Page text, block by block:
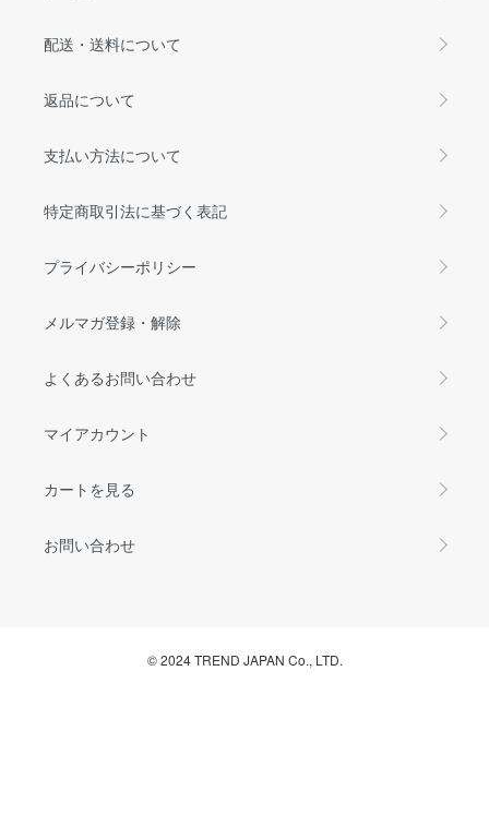
配送・送料について
返品について
支払い方法について
特定商取引法に基づく表記
プライバシーポリシー
メルマガ登録・解除
よくあるお問い合わせ
マイアカウント
カートを見る
お問い合わせ
© 2024 TREND JAPAN Co., LTD.